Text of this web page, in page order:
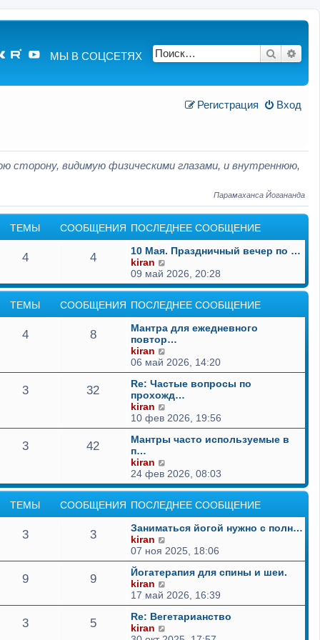
МЫ В СОЦСЕТЯХ Поиск
Вход
Регистрация
сторону, видимую физическими глазами, и внутреннюю,
Парамаханса Йогананда
ТЕМЫ СООБЩЕНИЯ ПОСЛЕДНЕЕ СООБЩЕНИЕ
4 4
10 Мая. Праздничный вечер по …
kiran
е
р
й
т
и
к
о
с
л
е
н
м
с
о
о
б
щ
е
и
ю
09 май 2026, 20:28
ТЕМЫ СООБЩЕНИЯ ПОСЛЕДНЕЕ СООБЩЕНИЕ
4 8
Мантра для ежедневного
повтор…
kiran
е
р
е
й
и
к
п
л
е
д
н
м
у
с
о
б
щ
е
и
06 май 2026, 14:20
3 32
Re: Частые вопросы по
прохожд…
kiran
е
р
е
и
к
о
с
л
д
е
м
у
о
о
10 фев 2026, 19:56
3 42
Мантры часто используемые в
п…
kiran
е
р
е
й
т
и
п
о
с
е
н
е
24 фев 2026, 08:03
ТЕМЫ СООБЩЕНИЯ ПОСЛЕДНЕЕ СООБЩЕНИЕ
3 3
Заниматься йогой нужно с полн…
kiran
е
р
е
т
и
к
07 ноя 2025, 18:06
9 9
Йогатерапия для спины и шеи.
kiran
е
р
е
17 май 2026, 16:39
3 5
Re: Вегетарианство
kiran